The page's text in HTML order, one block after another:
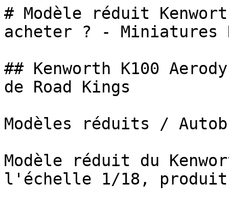
# Modèle réduit
acheter ? - Miniatures
## Kenworth K100
de Road Kings
Modèles réduits /
Modèle réduit du
l'échelle 1/18, produit